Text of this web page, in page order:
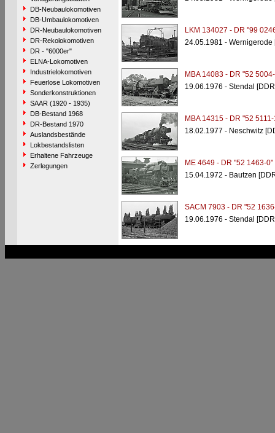
DB-Neubaulokomotiven
DB-Umbaulokomotiven
DR-Neubaulokomotiven
DR-Rekolokomotiven
DR - "6000er"
ELNA-Lokomotiven
Industrielokomotiven
Feuerlose Lokomotiven
Sonderkonstruktionen
SAAR (1920 - 1935)
DB-Bestand 1968
DR-Bestand 1970
Auslandsbestände
Lokbestandslisten
Erhaltene Fahrzeuge
Zerlegungen
LKM 134027 - DR "99
24.05.1981 - Wernigerode
MBA 14083 - DR "52
19.06.1976 - Stendal
MBA 14315 - DR "52 5111-
18.02.1977 - Neschwitz
ME 4649 - DR "52 1463-0"
15.04.1972 - Bautzen
SACM 7903 - DR "52
19.06.1976 - Stendal